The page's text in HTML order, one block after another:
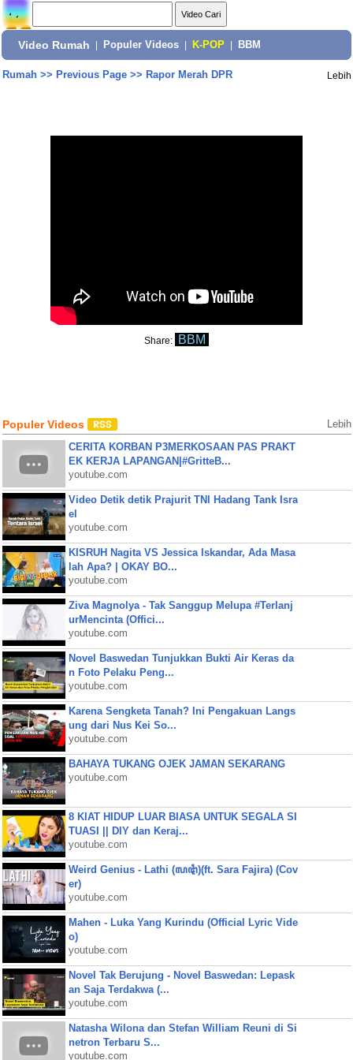
Video Rumah Populer Videos K-POP BBM
Rumah>> Previous Page>> Rapor Merah DPR Lebih
Share: BBM
Populer Videos Lebih
CERITA KORBAN P3MERKOSAAN PAS PRAKT
EK KERJA LAPANGAN|#GritteB...
youtube.com
Video Detik detik Prajurit TNI Hadang Tank Isra
el
youtube.com
KISRUH Nagita VS Jessica Iskandar, Ada Masa
lah Apa? | OKAY BO...
youtube.com
Ziva Magnolya - Tak Sanggup Melupa #Terlanj
urMencinta (Offici...
youtube.com
Novel Baswedan Tunjukkan Bukti Air Keras da
n Foto Pelaku Peng...
youtube.com
Karena Sengketa Tanah? Ini Pengakuan Langs
ung dari Nus Kei So...
youtube.com
BAHAYA TUKANG OJEK JAMAN SEKARANG
youtube.com
8 KIAT HIDUP LUAR BIASA UNTUK SEGALA SI
TUASI || DIY dan Keraj...
youtube.com
Weird Genius - Lathi (ꦭꦛꦶ)(ft. Sara Fajira) (Cov
er)
youtube.com
Mahen - Luka Yang Kurindu (Official Lyric Vide
o)
youtube.com
Novel Tak Berujung - Novel Baswedan: Lepask
an Saja Terdakwa (...
youtube.com
Natasha Wilona dan Stefan William Reuni di Si
netron Terbaru S...
youtube.com